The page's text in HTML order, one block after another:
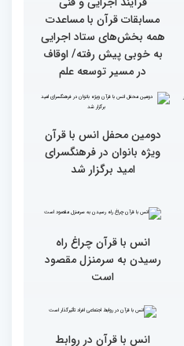
از ابتهال‌خوانی بداهه در
دیدار متسابقان با
دکترخاموشی تا خوشنویسی
آیات منتخب/ حاشیه های
سومین روز مسابقات قرآن
فرآیند اجرایی و فنی
مسابقات قرآن با مساعدت
به خوبی پیش رفته/ اوقاف
دومین محفل انس با قرآن
ویژه بانوان در فرهنگسرای